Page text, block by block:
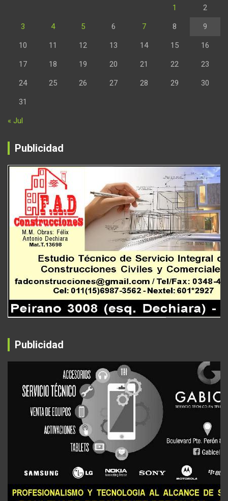
1 2
3 4 5 6 7 8 9
10 11 12 13 14 15 16
17 18 19 20 21 22 23
24 25 26 27 28 29 30
31
« Jul
Publicidad
Publicidad